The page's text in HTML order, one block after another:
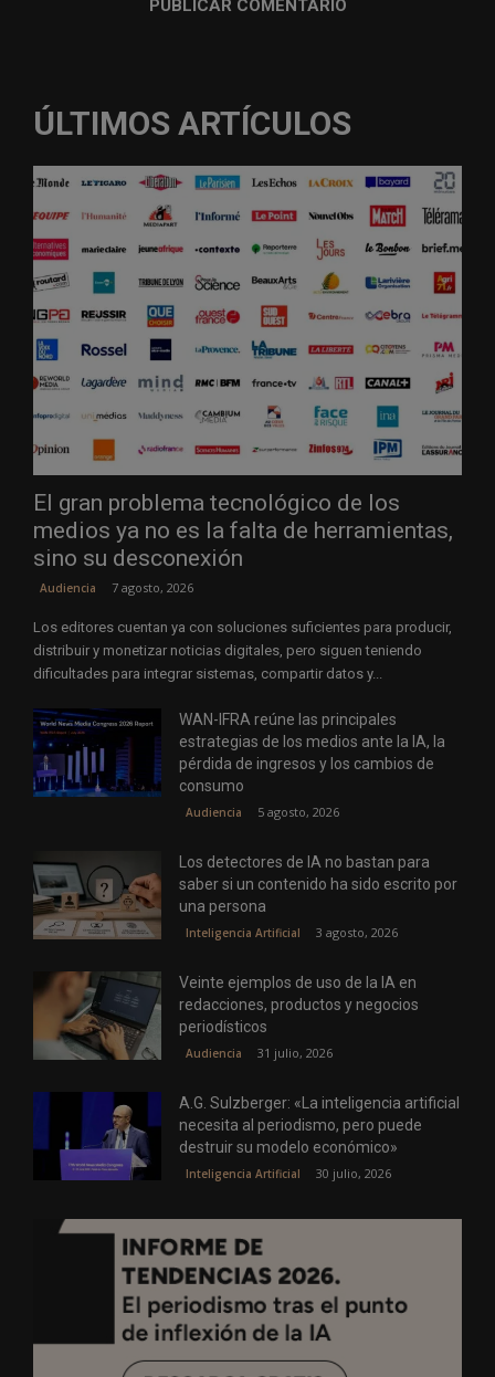
ÚLTIMOS ARTÍCULOS
El gran problema tecnológico de los
medios ya no es la falta de herramientas,
sino su desconexión
Audiencia 7 agosto, 2026
Los editores cuentan ya con soluciones suficientes para producir,
distribuir y monetizar noticias digitales, pero siguen teniendo
dificultades para integrar sistemas, compartir datos y...
WAN-IFRA reúne las principales
estrategias de los medios ante la IA, la
pérdida de ingresos y los cambios de
consumo
Audiencia 5 agosto, 2026
Los detectores de IA no bastan para
saber si un contenido ha sido escrito por
una persona
Inteligencia Artificial 3 agosto, 2026
Veinte ejemplos de uso de la IA en
redacciones, productos y negocios
periodísticos
Audiencia 31 julio, 2026
A.G. Sulzberger: «La inteligencia artificial
necesita al periodismo, pero puede
destruir su modelo económico»
Inteligencia Artificial 30 julio, 2026